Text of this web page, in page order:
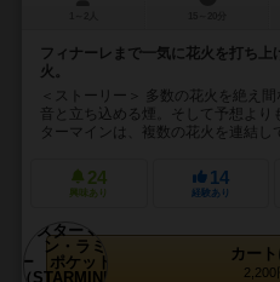
フィナーレまで一気に花火を打ち
火。
＜ストーリー＞ 多数の花火を絶え
音と立ち込める煙。そして予想よ
ターマインは、複数の花火を連結し
24
興味あり
14
経験あり
カー
2,200